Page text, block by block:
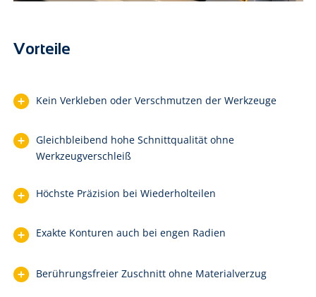
Vorteile
Kein Verkleben oder Verschmutzen der Werkzeuge
Gleichbleibend hohe Schnittqualität ohne
Werkzeugverschleiß
Höchste Präzision bei Wiederholteilen
Exakte Konturen auch bei engen Radien
Berührungsfreier Zuschnitt ohne Materialverzug